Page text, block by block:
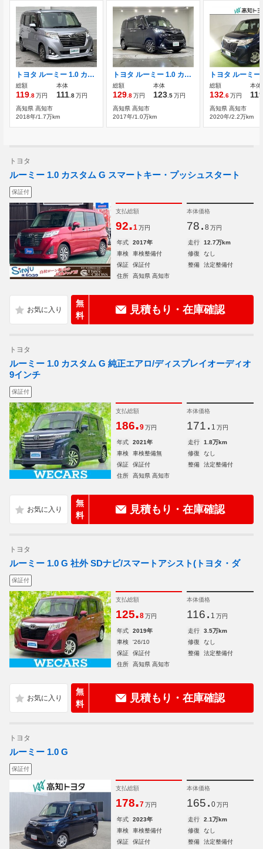
トヨタ ルーミー 1.0 カスタム G S 純正ナビ(AM/FM/CD/BT/ワンセグ/AUX)両側パ
総額
119.8万円
本体
111.8万円
高知県 高知市
2018年/1.7万km
トヨタ ルーミー 1.0 カスタム G S 純正ナビ 両側パワースライドドア
総額
129.8万円
本体
123.5万円
高知県 高知市
2017年/1.0万km
トヨタ ルーミー
総額
132.6万円
本体
119
高知県 高知市
2020年/2.2万km
トヨタ
ルーミー 1.0 カスタム G スマートキー・プッシュスタート
保証付
支払総額
92.1 万円
本体価格
78. 8 万円
年式 2017年 走行
12.7万km
車検
車検整備付 修復
なし
保証
保証付 整備
法定整備付
住所
高知県 高知市
無
料
見積もり・在庫確認
トヨタ
ルーミー 1.0 カスタム G 純正エアロ/ディスプレイオーディオ
9インチ
保証付
支払総額
186.9 万円
本体価格
171. 1 万円
年式 2021年 走行
1.8万km
車検
車検整備無 修復
なし
保証
保証付 整備
法定整備付
住所
高知県 高知市
無
料
見積もり・在庫確認
トヨタ
ルーミー 1.0 G 社外 SDナビ/スマートアシスト(トヨタ・ダ
保証付
支払総額
125.8 万円
本体価格
116. 1 万円
年式 2019年 走行
3.5万km
車検
'26/10 修復
なし
保証
保証付 整備
法定整備付
住所
高知県 高知市
無
料
見積もり・在庫確認
トヨタ
ルーミー 1.0 G
保証付
支払総額
178.7 万円
本体価格
165. 0 万円
年式 2023年 走行
2.1万km
車検
車検整備付 修復
なし
保証
保証付 整備
法定整備付